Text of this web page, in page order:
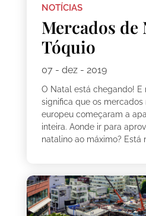
NOTÍCIAS
Mercados de
Tóquio
07 - dez - 2019
O Natal está chegando! E
significa que os
europeu começaram a
inteira. Aonde ir para
natalino ao máximo? Está